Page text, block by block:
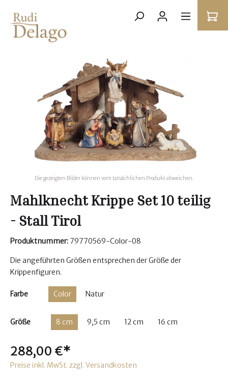
Die gezeigten Bilder können vom tatsächlichen Produkt abweichen.
Mahlknecht Krippe Set 10 teilig
- Stall Tirol
Produktnummer: 79770569-Color-08
Die angeführten Größen entsprechen der Größe der
Krippenfiguren.
Farbe Color Natur
Größe 8 cm 9,5 cm 12 cm 16 cm
288,00 €*
Preise inkl. MwSt. zzgl. Versandkosten